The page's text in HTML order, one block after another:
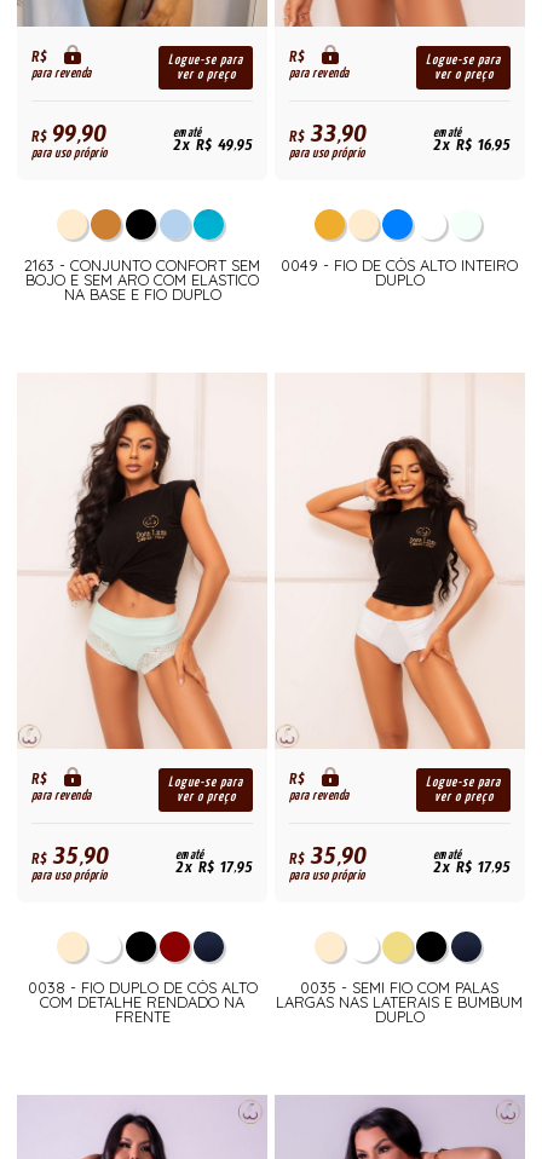
R$
para revenda
Logue-se para
ver o preço
R$99,90
para uso próprio
em até
2x R$ 49,95
2163 - CONJUNTO CONFORT SEM
BOJO E SEM ARO COM ELASTICO
NA BASE E FIO DUPLO
R$
para revenda
Logue-se para
ver o preço
R$33,90
para uso próprio
em até
2x R$ 16,95
0049 - FIO DE CÓS ALTO INTEIRO
DUPLO
R$
para revenda
Logue-se para
ver o preço
R$35,90
para uso próprio
em até
2x R$ 17,95
0038 - FIO DUPLO DE CÓS ALTO
COM DETALHE RENDADO NA
FRENTE
R$
para revenda
Logue-se para
ver o preço
R$35,90
para uso próprio
em até
2x R$ 17,95
0035 - SEMI FIO COM PALAS
LARGAS NAS LATERAIS E BUMBUM
DUPLO